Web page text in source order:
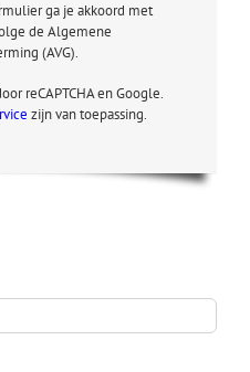
ga je akkoord met
de Algemene
(AVG).
reCAPTCHA en Google.
zijn van toepassing.